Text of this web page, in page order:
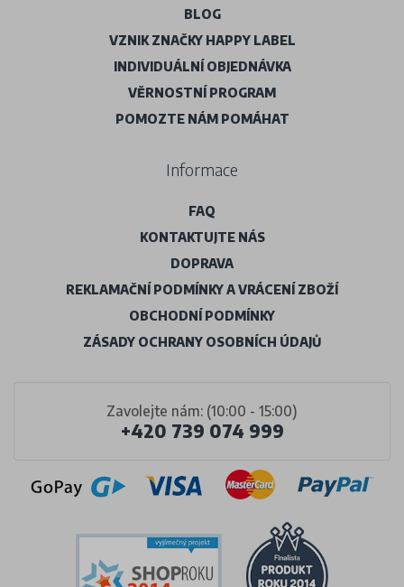
Zavolejte nám: (10:00 - 15:00)
+420 739 074 999
BLOG
VZNIK ZNAČKY HAPPY LABEL
INDIVIDUÁLNÍ OBJEDNÁVKA
VĚRNOSTNÍ PROGRAM
POMOZTE NÁM POMÁHAT
Informace
FAQ
KONTAKTUJTE NÁS
DOPRAVA
REKLAMAČNÍ PODMÍNKY A VRÁCENÍ ZBOŽÍ
OBCHODNÍ PODMÍNKY
ZÁSADY OCHRANY OSOBNÍCH ÚDAJŮ